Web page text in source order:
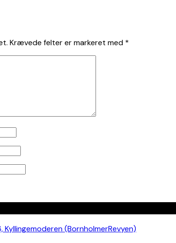
Krævede felter er markeret med *